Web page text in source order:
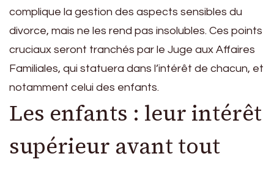
complique la gestion des aspects sensibles du
divorce, mais ne les rend pas insolubles. Ces points
cruciaux seront tranchés par le Juge aux Affaires
Familiales, qui statuera dans l’intérêt de chacun, et
notamment celui des enfants.
Les enfants : leur intérêt
supérieur avant tout